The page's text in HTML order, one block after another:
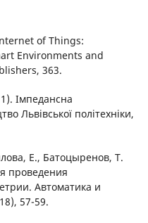
of Things:
Environments and
363.
Імпедансна
Львівської політехніки,
Е., Батоцыренов, Т.
проведения
Автоматика и
57-59.